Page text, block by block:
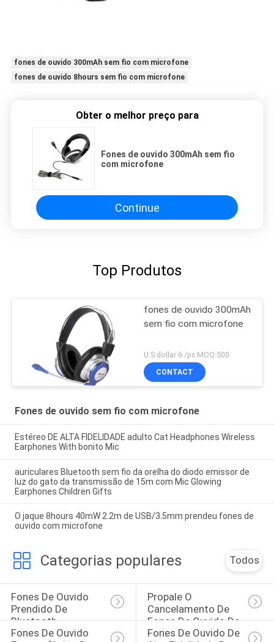
fones de ouvido 300mAh sem fio com microfone
fones de ouvido 8hours sem fio com microfone
Obter o melhor preço para
Fones de ouvido 300mAh sem fio
com microfone
Continue
Top Produtos
fones de ouvido 300mAh
sem fio com microfone
U.S.dollar 6 /pc MOQ:500
CONTACT
Fones de ouvido sem fio com microfone
Estéreo DE ALTA FIDELIDADE adulto Cat Headphones Wireless
Earphones With bonito Mic
auriculares Bluetooth sem fio da orelha do diodo emissor de
luz do gato da transmissão de 15m com Mic Glowing
Earphones Children Gifts
O jaque 8hours 40mW 2.2m de USB/3.5mm prendeu fones de
ouvido com microfone
Categorias populares Todos
Fones De Ouvido
Prendido De
Bluetooth
Propale O
Cancelamento De
Fones De Ouvido De
Bluetooth
Fones De Ouvido
Fones De Ouvido De